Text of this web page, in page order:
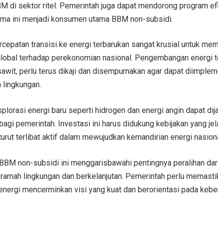
di sektor ritel. Pemerintah juga dapat mendorong program
ini menjadi konsumen utama BBM non-subsidi.
transisi ke energi terbarukan sangat krusial untuk
terhadap perekonomian nasional. Pengembangan energi
perlu terus dikaji dan disempurnakan agar dapat
lingkungan.
energi baru seperti hidrogen dan energi angin dapat
pemerintah. Investasi ini harus didukung kebijakan yang
terlibat aktif dalam mewujudkan kemandirian energi
non-subsidi ini menggarisbawahi pentingnya peralihan
lingkungan dan berkelanjutan. Pemerintah perlu
mencerminkan visi yang kuat dan berorientasi pada